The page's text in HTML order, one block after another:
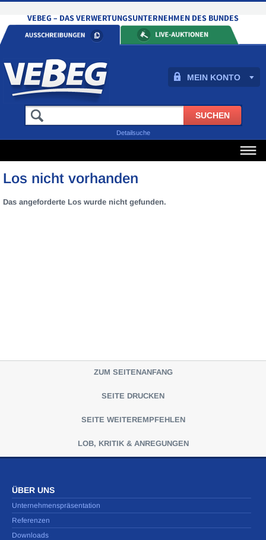
MEIN KONTO
Detailsuche
Los nicht vorhanden
Das angeforderte Los wurde nicht gefunden.
ZUM SEITENANFANG
SEITE DRUCKEN
SEITE WEITEREMPFEHLEN
LOB, KRITIK & ANREGUNGEN
ÜBER UNS
Unternehmenspräsentation
Referenzen
Downloads